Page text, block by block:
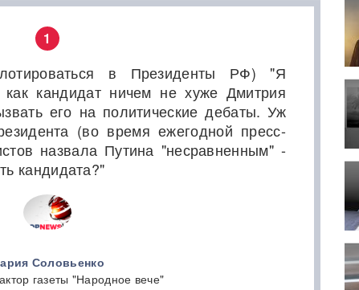
1
в Президенты РФ) "Я
кандидат ничем не хуже Дмитрия
его на политические дебаты. Уж
(во время ежегодной пресс-
назвала Путина "несравненным" -
кандидата?"
Соловьенко
газеты "Народное вече"